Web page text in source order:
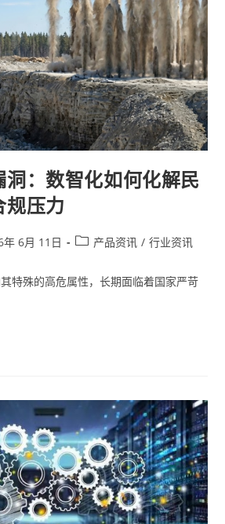
：数智化如何化解民
规压力
年 6月 11日 产品资讯 / 行业资讯
特殊的高危属性，长期面临着国家严苛